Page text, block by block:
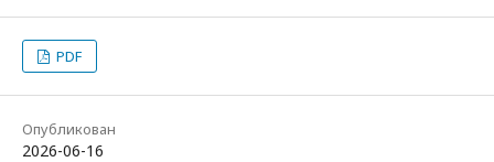
PDF
Опубликован
2026-06-16